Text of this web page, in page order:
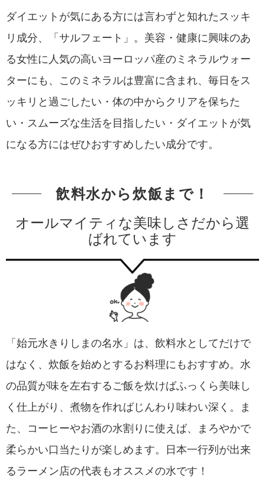
ダイエットが気にある方には言わずと知れたスッキ
リ成分、「サルフェート」。美容・健康に興味のあ
る女性に人気の高いヨーロッパ産のミネラルウォー
ターにも、このミネラルは豊富に含まれ、毎日をス
ッキリと過ごしたい・体の中からクリアを保ちた
い・スムーズな生活を目指したい・ダイエットが気
になる方にはぜひおすすめしたい成分です。
飲料水から炊飯まで！
オールマイティな美味しさだから選
ばれています
「始元水きりしまの名水」は、飲料水としてだけで
はなく、炊飯を始めとするお料理にもおすすめ。水
の品質が味を左右するご飯を炊けばふっくら美味し
く仕上がり、煮物を作ればじんわり味わい深く。ま
た、コーヒーやお酒の水割りに使えば、まろやかで
柔らかい口当たりが楽しめます。日本一行列が出来
るラーメン店の代表もオススメの水です！